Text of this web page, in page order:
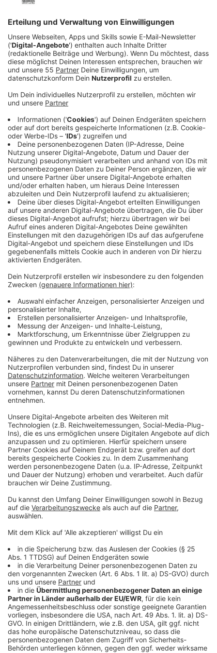
Anzeige
Die Aufkleber an den öffentlichen Mülleimern setzen
dabei auf Wortspiele und lokale Bezüge – und sollen
so Aufmerksamkeit schaffen.
Anzeige
96 Mülleimer in der Innenstadt-West erhalten
neue Aufkleber
Anzeige
Zum Auftakt wird die Aktion in derInnenstadt-West
umgesetzt – also im Bereich zwischen St.-Anton-
Straße, Frankenring, Westwall und Deutscher Ring.
Insgesamt96 Abfallbehälterbekommen dafür
Sticker mit21 verschiedenen Sprüchen . Viele davon
greifen Orte oder Besonderheiten aus der direkten
Umgebung auf, zum Beispiel Schulen, Kirchen oder
Museen.
Anzeige
Augenzwinkern statt Mahnfinger
Anzeige
Ziel der Kampagne ist, ein freundliches Zeichen für
mehr Sauberkeit zu setzen. Die kurzen Texte sollen
zum Schmunzeln bringen – und im besten Fall dazu,
den nächsten Snack- oder Kaffeebecher wirklich im
Mülleimer zu entsorgen.
Zu den neuen Sprüchen zählen unter anderem:
„Gib mir deinen KRam!“
„Art Dreco “
„Für Pausensnack-Dreck“
Die ersten auffälligen Aufkleber sind bereits am
Kaiser-Wilhelm-Museumzu sehen. In der
Innenstadt-West entsprechend beklebt sein.
Anzeige
Anzeige